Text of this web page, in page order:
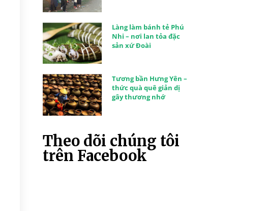
Làng làm bánh tẻ Phú
Nhi – nơi lan tỏa đặc
sản xứ Đoài
Tương bần Hưng Yên –
thức quà quê giản dị
gây thương nhớ
Theo dõi chúng tôi
trên Facebook